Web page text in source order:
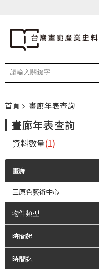
首頁 畫廊年表查詢
畫廊年表查詢
資料數量(1)
畫廊
三原色藝術中心
物件類型
時間起
時間迄